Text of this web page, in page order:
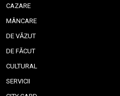
CAZARE
MÂNCARE
DE VĂZUT
DE FĂCUT
CULTURAL
SERVICII